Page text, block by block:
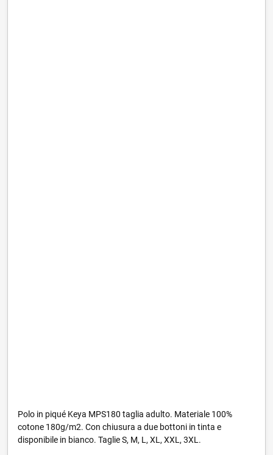
Polo in piqué Keya MPS180 taglia adulto. Materiale 100%
cotone 180g/m2. Con chiusura a due bottoni in tinta e
disponibile in bianco. Taglie S, M, L, XL, XXL, 3XL.